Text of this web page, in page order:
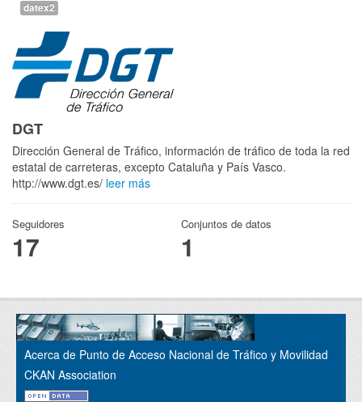
datex2
DGT
Dirección General de Tráfico, información de tráfico de toda la red
estatal de carreteras, excepto Cataluña y País Vasco.
http://www.dgt.es/ leer más
Seguidores
17
Conjuntos de datos
1
Acerca de Punto de Acceso Nacional de Tráfico y Movilidad
CKAN Association